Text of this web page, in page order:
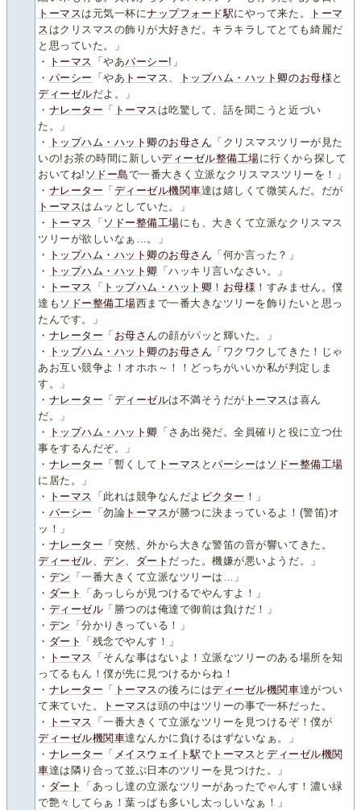
トーマス は元気一杯にナップフォード駅にやって来た。
トーマ
ス はクリスマスの飾りが大好きだ。キラキラしてとても綺麗だ
と思っていた。」
・
トーマス 「やあパーシー!」
・ パーシー 「やあ トーマス トップハム・ハット卿のお母様 と
ディーゼルだよ。」
・ ナレーター 「 トーマス は吃驚して、話を聞こうと近づい
た。」
・
トップハム・ハット卿のお母さん 「クリスマスツリーが見た
いの!お茶の時間に新しいディーゼル整備工場に行くから探して
おいてね! ソドー島で一番大きく立派なクリスマスツリーを！」
・ ナレーター 「ディーゼル機関車達は嬉しくて微笑んだ。だが
トーマス はムッとしていた。」
・
トーマス 「 ソドー整備工場にも、大きくて立派なクリスマス
ツリーが欲しいなぁ…。」
・
トップハム・ハット卿のお母さん 「何か言った？」
・
トップハム・ハット卿 「ハッキリ言いなさい。」
・
トーマス 「 トップハム・ハット卿 ！ お母様 ！すみません。僕
達も ソドー整備工場西まで一番大きなツリーを飾りたいと思っ
たんです。」
・ ナレーター 「 お母さんの顔がパッと輝いた。」
・
トップハム・ハット卿のお母さん 「ワクワクしてきた！じゃ
あお互い競争よ！オホホ～！！どっちがいいか私が判定しま
す。」
・ ナレーター 「ディーゼルは不満そうだが トーマス は喜ん
だ。」
・
トップハム・ハット卿 「さあ出発だ。全員確りと役に立つ仕
事をするんだぞ。」
・ ナレーター 「暫くして トーマス とパーシーは ソドー整備工場
に居た。」
・
トーマス 「此れは競争なんだよ ビクター ！」
・ パーシー 「勿論 トーマスが勝つに決まっているよ！(警笛)オ
ッ！」
・ ナレーター 「突然、外から大きな警笛の音が響いてきた。
ディーゼル 、デン ダート だった。機嫌が悪いようだ。」
・ デン 「一番大きくて立派なツリーは…」
・ ダート
「あっしらが見つけるでやんすよ！」
・ ディーゼル 「勝つのは俺達で御前は負けだ！」
・ デン 「分かりきっている！」
・ ダート
「残念でやんす！」
・
トーマス
「そんな事はないよ！立派なツリーのある場所を知
ってるもん！僕が先に見つけるからね！
・ ナレーター 「 トーマス の後ろにはディーゼル機関車達がつい
て来ていた。
トーマス は頭の中はツリーの事で一杯だった。
・
トーマス
「一番大きくて立派なツリーを見つけるぞ！僕が
ディーゼル機関車達なんかに負けるはずないなぁ。」
・ ナレーター 「 メイスウェイト駅で トーマス と ディーゼル機関
車達は隣り合って並ぶ日本のツリーを見つけた。」
・ ダート
「あっし達の立派なツリーがあったでゃんす！濃い緑
で艶々してらぁ！葉っぱも多いし太っしいなぁ！」